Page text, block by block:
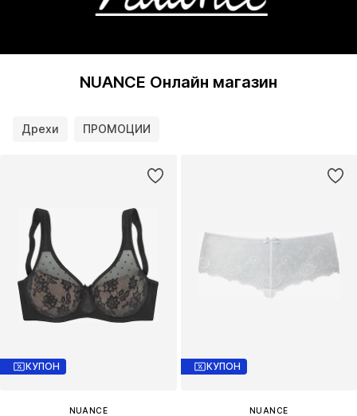
NUANCE Онлайн магазин
Дрехи ПРОМОЦИИ
КУПОН
NUANCE
КУПОН
NUANCE